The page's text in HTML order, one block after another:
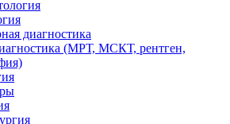
диагностика
(МРТ, МСКТ, рентген,